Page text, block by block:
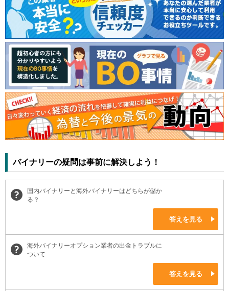
バイナリーの疑問は事前に解決しよう！
国内バイナリーと海外バイナリーはどちらが儲か
る？
答えを見る
海外バイナリーオプション業者の出金トラブルに
ついて
答えを見る